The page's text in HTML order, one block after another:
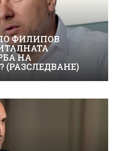
ФИЛИПОВ
НА
(РАЗСЛЕДВАНЕ)